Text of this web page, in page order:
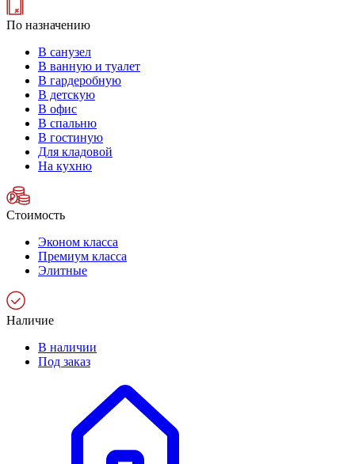
По назначению
В санузел
В ванную и туалет
В гардеробную
В детскую
В офис
В спальню
В гостиную
Для кладовой
На кухню
Стоимость
Эконом класса
Премиум класса
Элитные
Наличие
В наличии
Под заказ